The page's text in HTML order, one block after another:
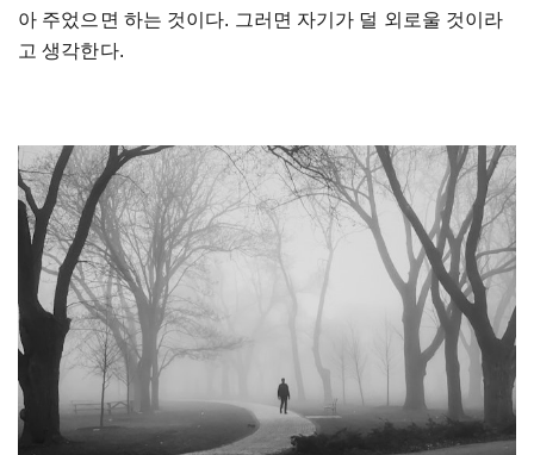
아 주었으면 하는 것이다. 그러면 자기가 덜 외로울 것이라
고 생각한다.